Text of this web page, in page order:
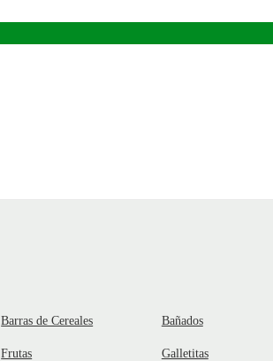
Barras de Cereales Bañados
Frutas Galletitas